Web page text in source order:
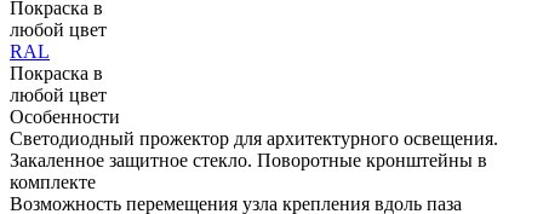
Покраска в
любой цвет
RAL
Покраска в
любой цвет
Особенности
Светодиодный прожектор для архитектурного освещения.
Закаленное защитное стекло. Поворотные кронштейны в
комплекте
Возможность перемещения узла крепления вдоль паза